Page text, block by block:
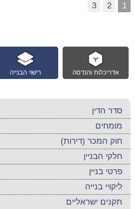
1
2
3
רישוי הבנייה אדריכלות והנדסה
סדר הדין
מומחים
חוק המכר (דירות)
חלקי הבניין
פרטי בניין
ליקויי בנייה
תקנים ישראליים